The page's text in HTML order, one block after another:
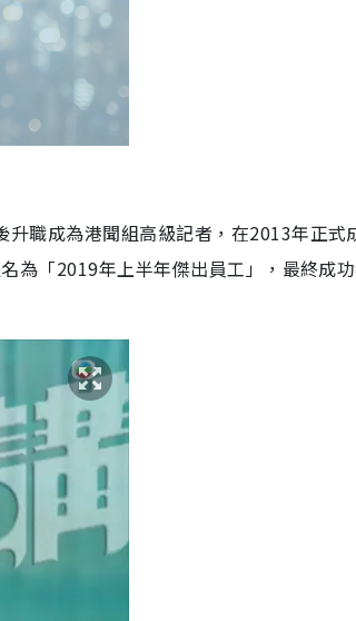
升職成為港聞組高級記者，在2013年正式
為「2019年上半年傑出員工」，最終成